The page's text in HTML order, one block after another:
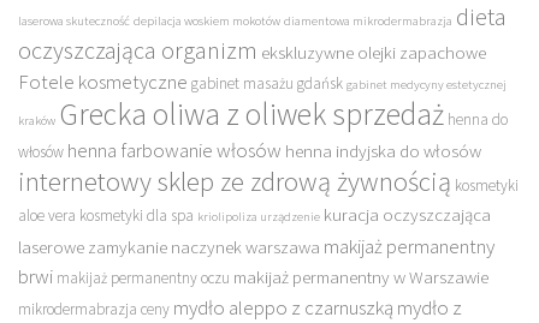
laserowa skuteczność depilacja woskiem mokotów diamentowa mikrodermabrazja dieta
oczyszczająca organizm ekskluzywne olejki zapachowe
Fotele kosmetyczne gabinet masażu gdańsk gabinet medycyny estetycznej
kraków Grecka oliwa z oliwek sprzedaż henna do
włosów henna farbowanie włosów henna indyjska do włosów
internetowy sklep ze zdrową żywnością kosmetyki
aloe vera kosmetyki dla spa kriolipoliza urządzenie kuracja oczyszczająca
laserowe zamykanie naczynek warszawa makijaż permanentny
brwi makijaż permanentny oczu makijaż permanentny w Warszawie
mikrodermabrazja ceny mydło aleppo z czarnuszką mydło z